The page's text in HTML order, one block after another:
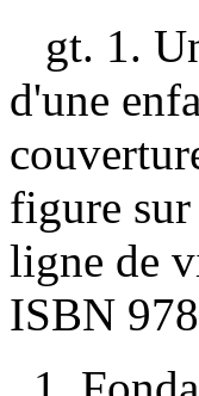
gt. 1.
d'une
figure
ligne de
ISBN